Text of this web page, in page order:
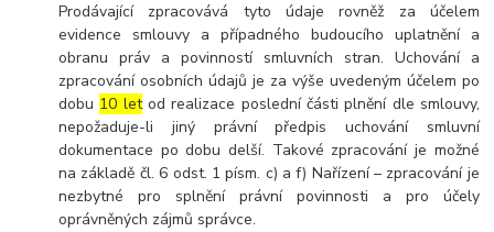
Prodávající zpracovává tyto údaje rovněž za účelem
evidence smlouvy a případného budoucího uplatnění a
obranu práv a povinností smluvních stran. Uchování a
zpracování osobních údajů je za výše uvedeným účelem po
dobu 10 letod realizace poslední části plnění dle smlouvy,
nepožaduje-li jiný právní předpis uchování smluvní
dokumentace po dobu delší. Takové zpracování je možné
na základě čl. 6 odst. 1 písm. c) a f) Nařízení – zpracování je
nezbytné pro splnění právní povinnosti a pro účely
oprávněných zájmů správce.